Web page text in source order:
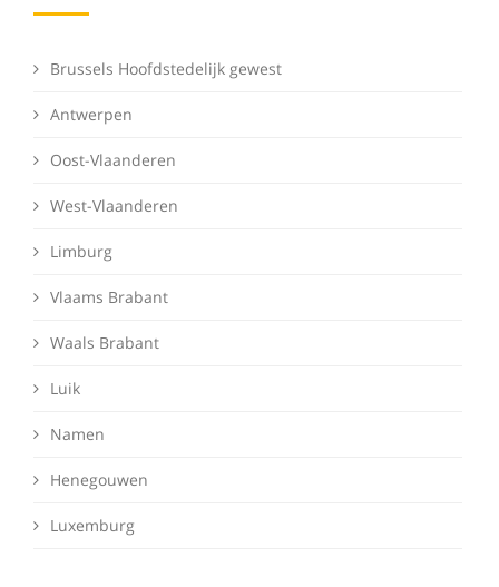
Brussels Hoofdstedelijk gewest
Antwerpen
Oost-Vlaanderen
West-Vlaanderen
Limburg
Vlaams Brabant
Waals Brabant
Luik
Namen
Henegouwen
Luxemburg